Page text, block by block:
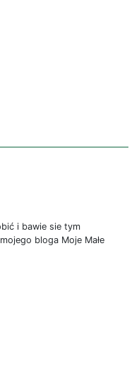
i bawie sie tym
bloga Moje Małe